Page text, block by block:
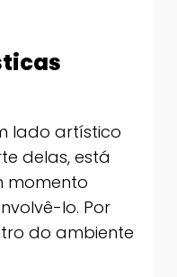
lado artístico
delas, está
momento
lo. Por
do ambiente